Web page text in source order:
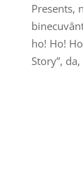
Presents,
ho! Ho!
Story”,